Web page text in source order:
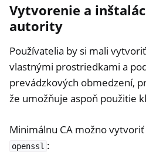
Vytvorenie a
autority
Používatelia by si mali
vlastnými prostriedkami a
prevádzkových obmedzení,
že umožňuje aspoň použitie
Minimálnu CA možno
openssl :